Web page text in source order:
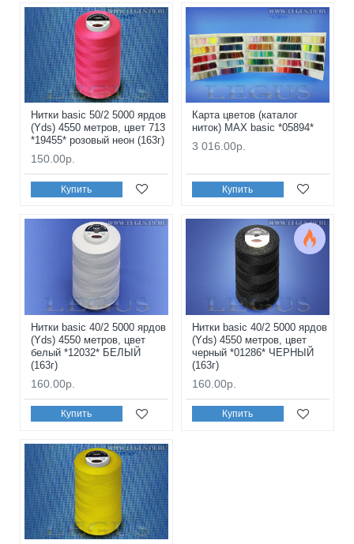
Нитки basic 50/2 5000 ярдов
(Yds) 4550 метров, цвет 713
*19455* розовый неон (163г)
150.00р.
Купить
Карта цветов (каталог
ниток) MAX basic *05894*
3 016.00р.
Купить
Нитки basic 40/2 5000 ярдов
(Yds) 4550 метров, цвет
белый *12032* БЕЛЫЙ
(163г)
160.00р.
Купить
Нитки basic 40/2 5000 ярдов
(Yds) 4550 метров, цвет
черный *01286* ЧЕРНЫЙ
(163г)
160.00р.
Купить